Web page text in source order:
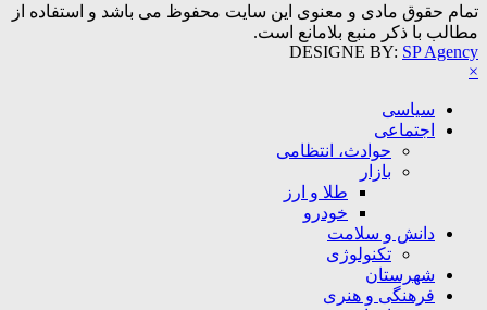
تمام حقوق مادی و معنوی این سایت محفوظ می باشد و استفاده از
مطالب با ذکر منبع بلامانع است.
DESIGNE BY: SP Agency
×
سیاسی
اجتماعی
حوادث، انتظامی
بازار
طلا و ارز
خودرو
دانش و سلامت
تکنولوژی
شهرستان
فرهنگی و هنری